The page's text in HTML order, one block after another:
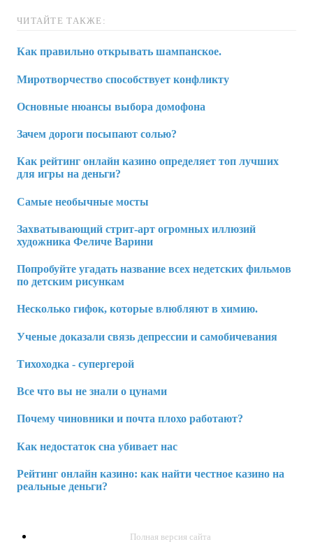
ЧИТАЙТЕ ТАКЖЕ:
Как правильно открывать шампанское.
Миротворчество способствует конфликту
Основные нюансы выбора домофона
Зачем дороги посыпают солью?
Как рейтинг онлайн казино определяет топ лучших
для игры на деньги?
Самые необычные мосты
Захватывающий стрит-арт огромных иллюзий
художника Феличе Варини
Попробуйте угадать название всех недетских фильмов
по детским рисункам
Несколько гифок, которые влюбляют в химию.
Ученые доказали связь депрессии и самобичевания
Тихоходка - супергерой
Все что вы не знали о цунами
Почему чиновники и почта плохо работают?
Как недостаток сна убивает нас
Рейтинг онлайн казино: как найти честное казино на
реальные деньги?
Полная версия сайта